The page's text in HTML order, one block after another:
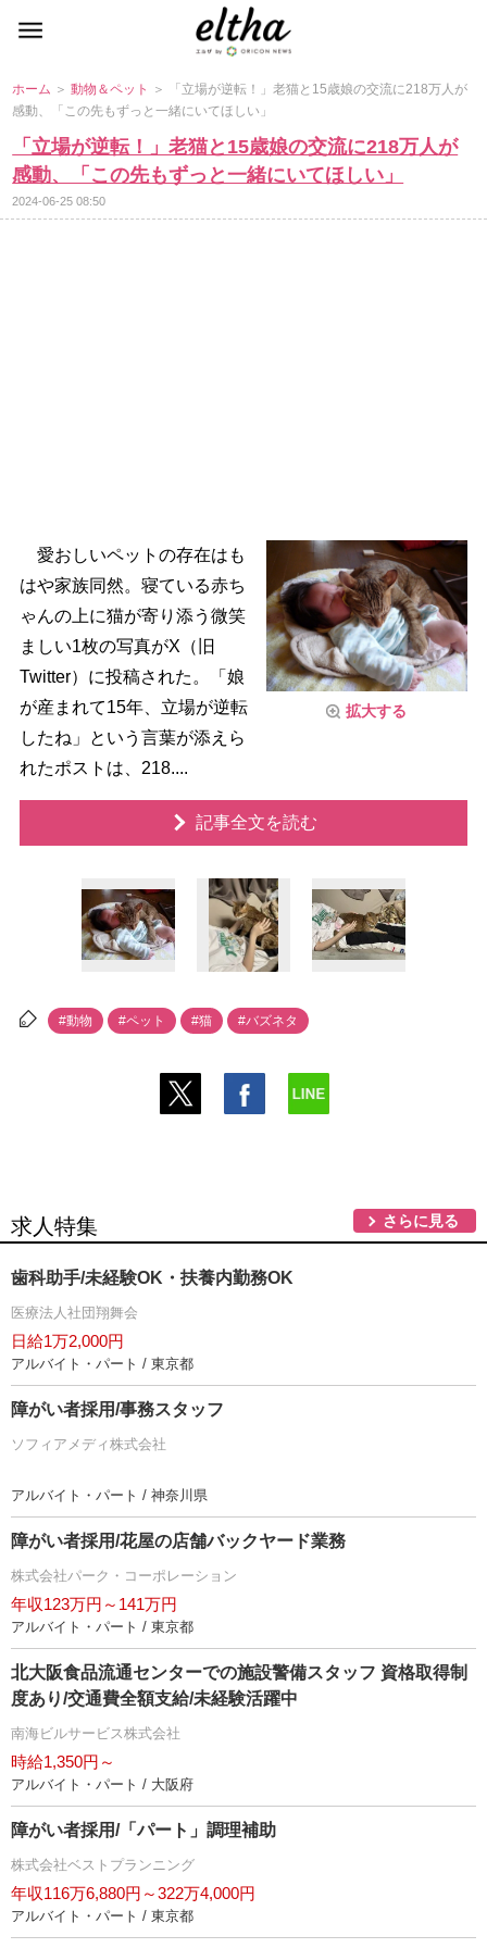
ホーム ＞動物＆ペット
＞ 「立場が逆転！」老猫と15歳娘の交流に218万人が
感動、「この先もずっと一緒にいてほしい」
「立場が逆転！」老猫と15歳娘の交流に218万人が
感動、「この先もずっと一緒にいてほしい」
2024-06-25 08:50
拡大する
愛おしいペットの存在はも
はや家族同然。寝ている赤ち
ゃんの上に猫が寄り添う微笑
ましい1枚の写真がX（旧
Twitter）に投稿された。「娘
が産まれて15年、立場が逆転
したね」という言葉が添えら
れたポストは、218....
記事全文を読む
#動物 #ペット #猫 #バズネタ
求人特集 さらに見る
歯科助手/未経験OK・扶養内勤務OK
医療法人社団翔舞会
日給1万2,000円
アルバイト・パート / 東京都
障がい者採用/事務スタッフ
ソフィアメディ株式会社
アルバイト・パート / 神奈川県
障がい者採用/花屋の店舗バックヤード業務
株式会社パーク・コーポレーション
年収123万円～141万円
アルバイト・パート / 東京都
北大阪食品流通センターでの施設警備スタッフ 資格取得制
度あり/交通費全額支給/未経験活躍中
南海ビルサービス株式会社
時給1,350円～
アルバイト・パート / 大阪府
障がい者採用/「パート」調理補助
株式会社ベストプランニング
年収116万6,880円～322万4,000円
アルバイト・パート / 東京都